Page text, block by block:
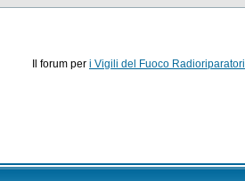
Il forum per i Vigili del Fuoco Radioriparatori